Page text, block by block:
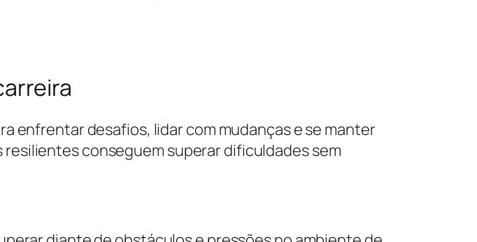
enfrentar desafios, lidar com mudanças e se manter
conseguem superar dificuldades sem